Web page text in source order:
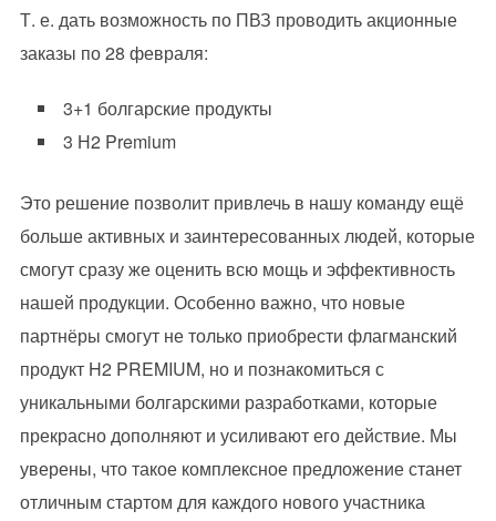
Т. е. дать возможность по ПВЗ проводить акционные
заказы по 28 февраля:
3+1 болгарские продукты
3 Н2 Premium
Это решение позволит привлечь в нашу команду ещё
больше активных и заинтересованных людей, которые
смогут сразу же оценить всю мощь и эффективность
нашей продукции. Особенно важно, что новые
партнёры смогут не только приобрести флагманский
продукт H2 PREMIUM, но и познакомиться с
уникальными болгарскими разработками, которые
прекрасно дополняют и усиливают его действие. Мы
уверены, что такое комплексное предложение станет
отличным стартом для каждого нового участника